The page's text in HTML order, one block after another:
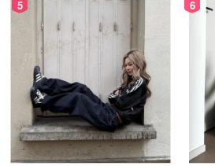
5 6